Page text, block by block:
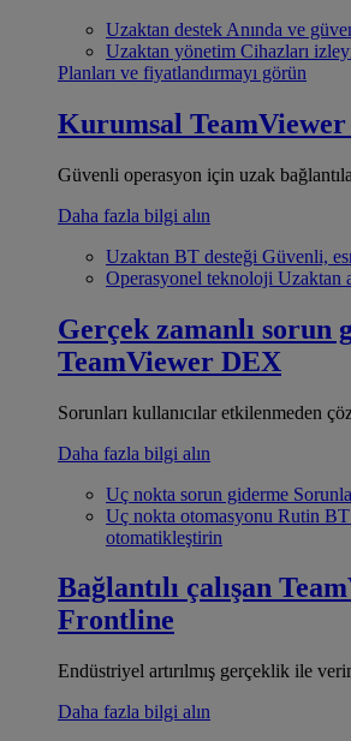
Uzaktan destek Anında ve
Uzaktan yönetim Cihazları
Planları ve fiyatlandırmayı görün
Kurumsal TeamViewer
Güvenli operasyon için uzak
Daha fazla bilgi alın
Uzaktan BT desteği Güvenli,
Operasyonel teknoloji Uzaktan
Gerçek zamanlı sorun
TeamViewer DEX
Sorunları kullanıcılar etkilenmeden
Daha fazla bilgi alın
Uç nokta sorun giderme
Uç nokta otomasyonu Rutin
otomatikleştirin
Bağlantılı çalışan
Frontline
Endüstriyel artırılmış gerçeklik ile
Daha fazla bilgi alın